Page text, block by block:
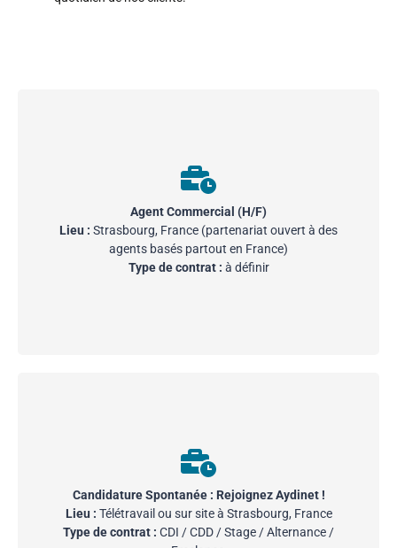
Agent Commercial (H/F)
Lieu : Strasbourg, France (partenariat ouvert à des
agents basés partout en France)
Type de contrat : à définir
Aydinet recherche un(e) Agent(e) Commercial(e) pour
développer son portefeuille client. Vous serez chargé(e)
de promouvoir nos services auprès d’entreprises de
toutes tailles.
Candidature Spontanée : Rejoignez Aydinet !
Lieu : Télétravail ou sur site à Strasbourg, France
Type de contrat : CDI / CDD / Stage / Alternance /
Vous avez des compétences dans le domaine IT, un
profil commercial, ou une expertise qui pourrait
renforcer nos services ? Nous serons ravis d’étudier
votre candidature.